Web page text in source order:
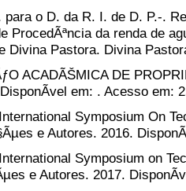
para o D. da R. I. de D. P.-.
ProcedÃªncia da renda de
Divina Pastora. Divina
ACADÃŠMICA DE
em: . Acesso em:
International Symposium On
e Autores. 2016.
International Symposium on
e Autores. 2017.